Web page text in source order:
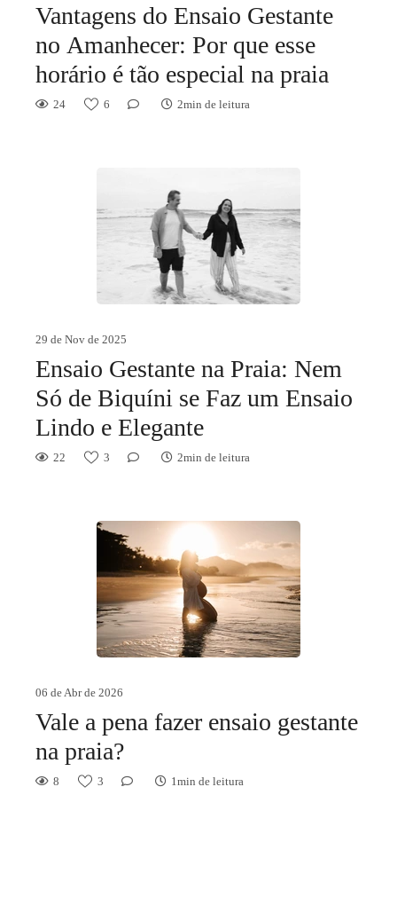
Vantagens do Ensaio Gestante
no Amanhecer: Por que esse
horário é tão especial na praia
24 6 2min de leitura
29 de Nov de 2025
Ensaio Gestante na Praia: Nem
Só de Biquíni se Faz um Ensaio
Lindo e Elegante
22 3 2min de leitura
06 de Abr de 2026
Vale a pena fazer ensaio gestante
na praia?
8 3 1min de leitura